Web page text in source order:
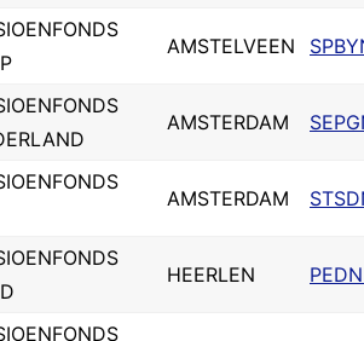
AMSTELVEEN
AMSTERDAM
AMSTERDAM
HEERLEN